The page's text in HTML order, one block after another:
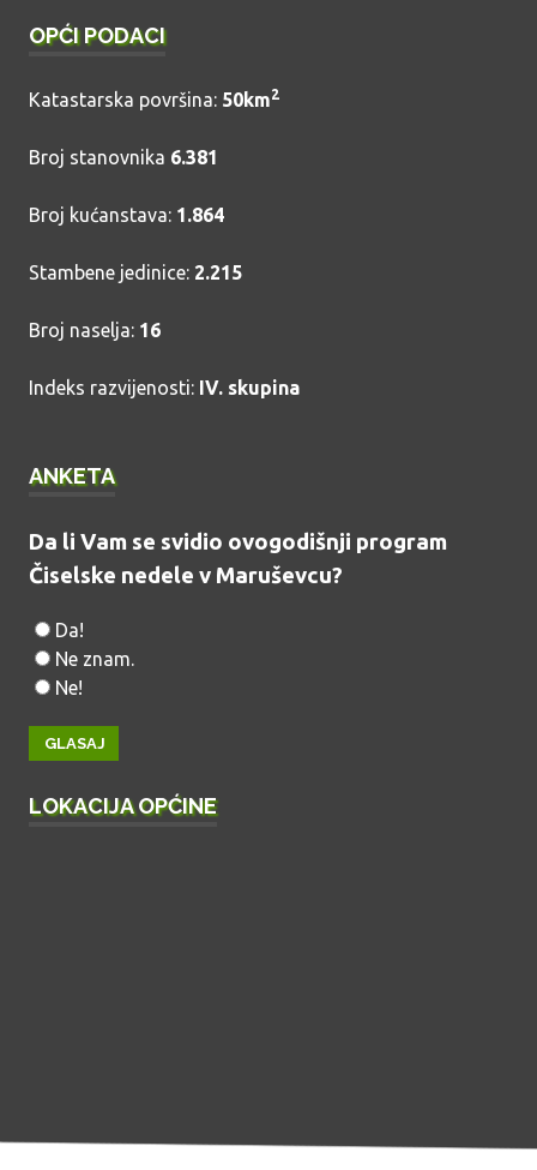
OPĆI PODACI
Katastarska površina: 50km2
Broj stanovnika 6.381
Broj kućanstava: 1.864
Stambene jedinice: 2.215
Broj naselja: 16
Indeks razvijenosti: IV. skupina
ANKETA
Da li Vam se svidio ovogodišnji program
Čiselske nedele v Maruševcu?
Da!
Ne znam.
Ne!
LOKACIJA OPĆINE